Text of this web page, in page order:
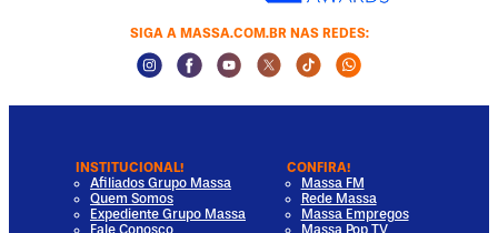
SIGA A MASSA.COM.BR NAS REDES:
Instagram Social Media
Facebook Social Media
Youtube Social Media
Twitter Social Media
Tiktok Social Media
Whatsapp
INSTITUCIONAL!
Afiliados Grupo Massa
Quem Somos
Expediente Grupo Massa
CONFIRA!
Massa FM
Rede Massa
Massa Empregos